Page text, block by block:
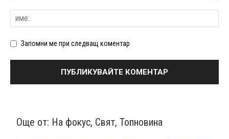
Запомни ме при следващ коментар
Още от: На фокус, Свят, Топновина